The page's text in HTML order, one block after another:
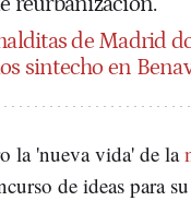
de Madrid
sintecho en
la 'nueva vida' de la
de ideas para